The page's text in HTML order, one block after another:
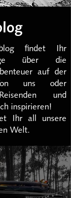
findet Ihr
über die
auf der
uns oder
und
inspirieren!
Ihr all unsere
Welt.